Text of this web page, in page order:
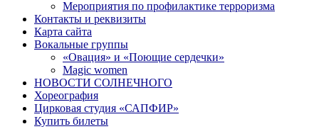
Мероприятия по профилактике терроризма
Контакты и реквизиты
Карта сайта
Вокальные группы
«Овация» и «Поющие сердечки»
Magic women
НОВОСТИ СОЛНЕЧНОГО
Хореография
Цирковая студия «САПФИР»
Купить билеты